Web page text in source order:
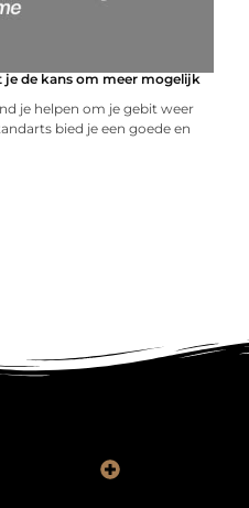
je de kans om meer mogelijk
je helpen om je gebit weer
bied je een goede en